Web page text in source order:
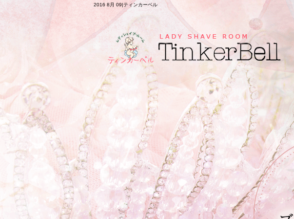
2016 8月 09|ティンカーベル